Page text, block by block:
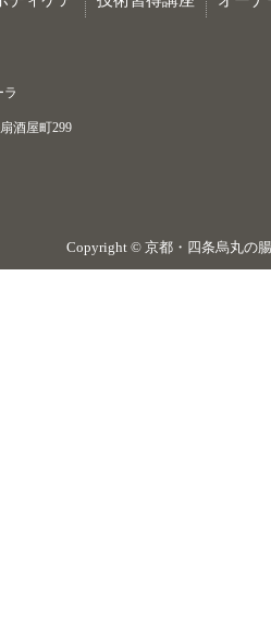
ラ
酒屋町299
Copyright © 京都・四条烏丸の